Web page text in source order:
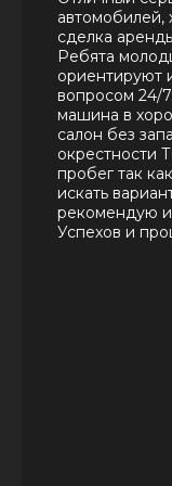
автомобилей,
сделка
Ребята
ориентируют
вопросом 24/
машина в
салон без
окрестности
пробег так
искать
рекомендую
Успехов и